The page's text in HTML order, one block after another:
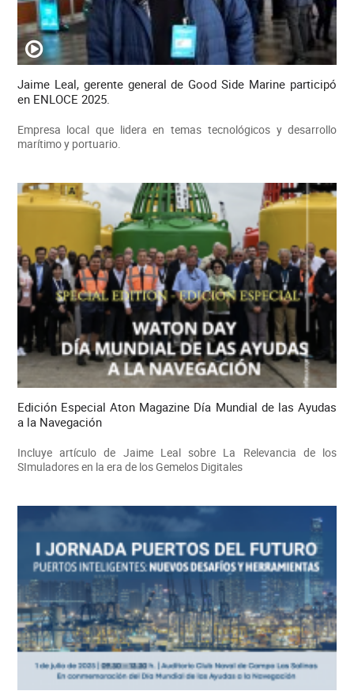
Jaime Leal, gerente general de Good Side Marine participó
en ENLOCE 2025.
Empresa local que lidera en temas tecnológicos y desarrollo
marítimo y portuario.
Edición Especial Aton Magazine Día Mundial de las Ayudas
a la Navegación
Incluye artículo de Jaime Leal sobre La Relevancia de los
SImuladores en la era de los Gemelos Digitales